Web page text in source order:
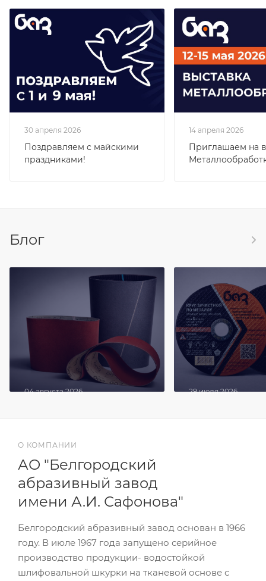
30 апреля 2026
Поздравляем с майскими
праздниками!
14 апреля 2026
Приглашаем на
Блог
04 августа 2026 29 июля 2026
О КОМПАНИИ
АО "Белгородский
абразивный завод
имени А.И. Сафонова"
Белгородский абразивный завод основан в 1966
году. В июле 1967 года запущено серийное
производство продукции- водостойкой
шлифовальной шкурки на тканевой основе с